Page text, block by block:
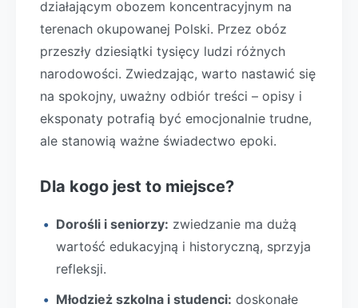
działającym obozem koncentracyjnym na
terenach okupowanej Polski. Przez obóz
przeszły dziesiątki tysięcy ludzi różnych
narodowości. Zwiedzając, warto nastawić się
na spokojny, uważny odbiór treści – opisy i
eksponaty potrafią być emocjonalnie trudne,
ale stanowią ważne świadectwo epoki.
Dla kogo jest to miejsce?
Dorośli i seniorzy: zwiedzanie ma dużą
wartość edukacyjną i historyczną, sprzyja
refleksji.
Młodzież szkolna i studenci: doskonałe